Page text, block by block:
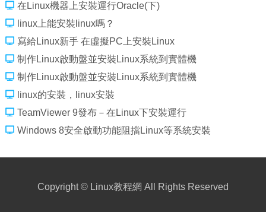
在Linux機器上安裝運行Oracle(下)
linux上能安裝linux嗎？
寫給Linux新手 在虛擬PC上安裝Linux
制作Linux啟動盤並安裝Linux系統到實體機
制作Linux啟動盤並安裝Linux系統到實體機
linux的安裝，linux安裝
TeamViewer 9發布－在Linux下安裝運行
Windows 8安全啟動功能阻擋Linux等系統安裝
Copyright © Linux教程網 All Rights Reserved